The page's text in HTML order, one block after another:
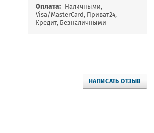
Оплата: Наличными,
Visa/MasterCard, Приват24,
Кредит, Безналичными
НАПИСАТЬ ОТЗЫВ